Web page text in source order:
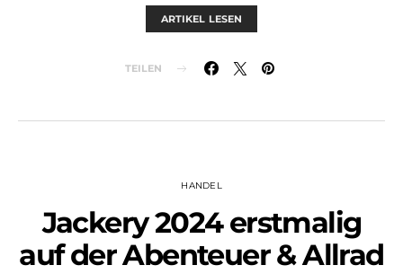
ARTIKEL LESEN
TEILEN
HANDEL
Jackery 2024 erstmalig
auf der Abenteuer & Allrad